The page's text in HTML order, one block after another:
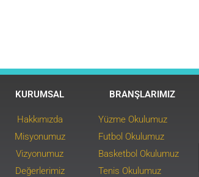
KURUMSAL
Hakkımızda
Misyonumuz
Vizyonumuz
Değerlerimiz
BRANŞLARIMIZ
Yüzme Okulumuz
Futbol Okulumuz
Basketbol Okulumuz
Tenis Okulumuz